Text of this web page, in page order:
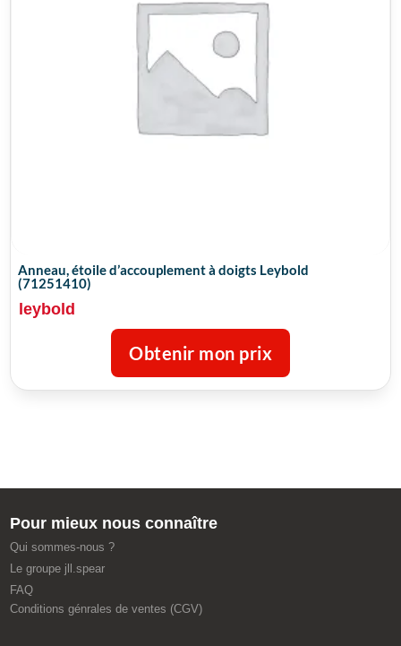
Anneau, étoile d’accouplement à doigts Leybold
(71251410)
leybold
Obtenir mon prix
Pour mieux nous connaître
Qui sommes-nous ?
Le groupe jll.spear
FAQ
Conditions génrales de ventes (CGV)